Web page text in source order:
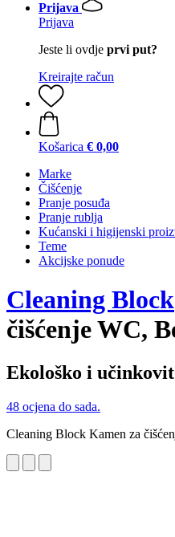
Prijava
Prijava
Jeste li ovdje prvi put?
Kreirajte račun
Košarica € 0,00
Marke
Čišćenje
Pranje posuđa
Pranje rublja
Kućanski i higijenski
Teme
Akcijske ponude
Cleaning Block
čišćenje WC,
Ekološko i
48 ocjena do sada.
Cleaning Block Kamen za